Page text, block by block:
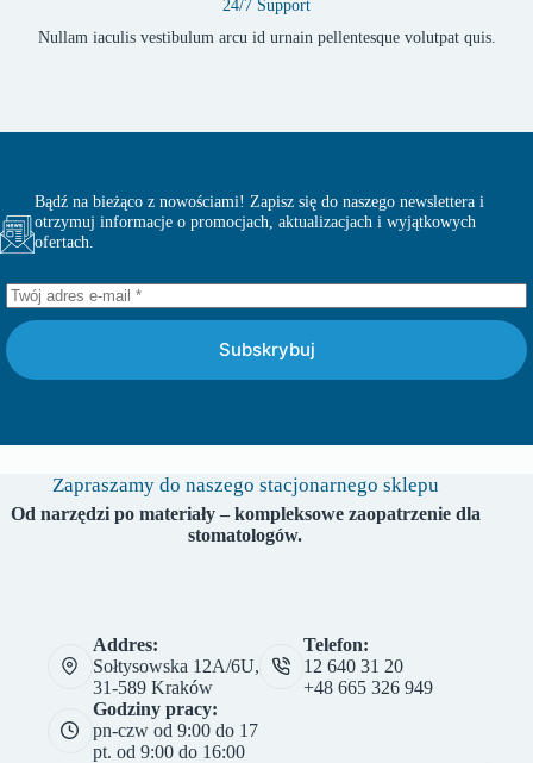
24/7 Support
Nullam iaculis vestibulum arcu id urnain pellentesque volutpat quis.
Bądź na bieżąco z nowościami! Zapisz się do naszego newslettera i
otrzymuj informacje o promocjach, aktualizacjach i wyjątkowych
ofertach.
Subskrybuj
Zapraszamy do naszego stacjonarnego sklepu
Od narzędzi po materiały – kompleksowe zaopatrzenie dla
stomatologów.
Addres:
Sołtysowska 12A/6U,
31-589 Kraków
Telefon:
12 640 31 20
+48 665 326 949
Godziny pracy:
pn-czw od 9:00 do 17
pt. od 9:00 do 16:00